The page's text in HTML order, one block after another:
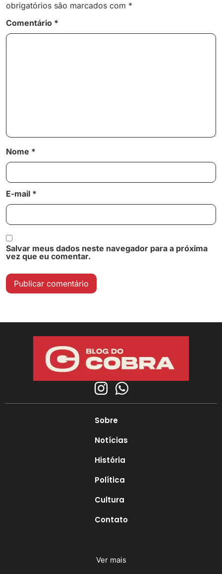
obrigatórios são marcados com *
Comentário *
Nome *
E-mail *
Salvar meus dados neste navegador para a próxima
vez que eu comentar.
Sobre
Notícias
História
Política
Cultura
Contato
Ver mais